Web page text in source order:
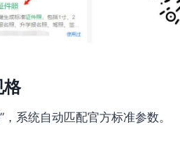
格
”，系统自动匹配官方标准参数。